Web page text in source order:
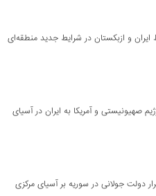
ایران و ازبکستان در شرایط جدید منطقه‌ای
صهیونیستی و آمریکا به ایران در آسیای
دولت جولانی در سوریه بر آسیای مرکزی